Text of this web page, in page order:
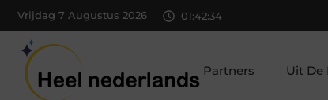
Vrijdag 7 Augustus 2026 01:42:35
Partners Uit De